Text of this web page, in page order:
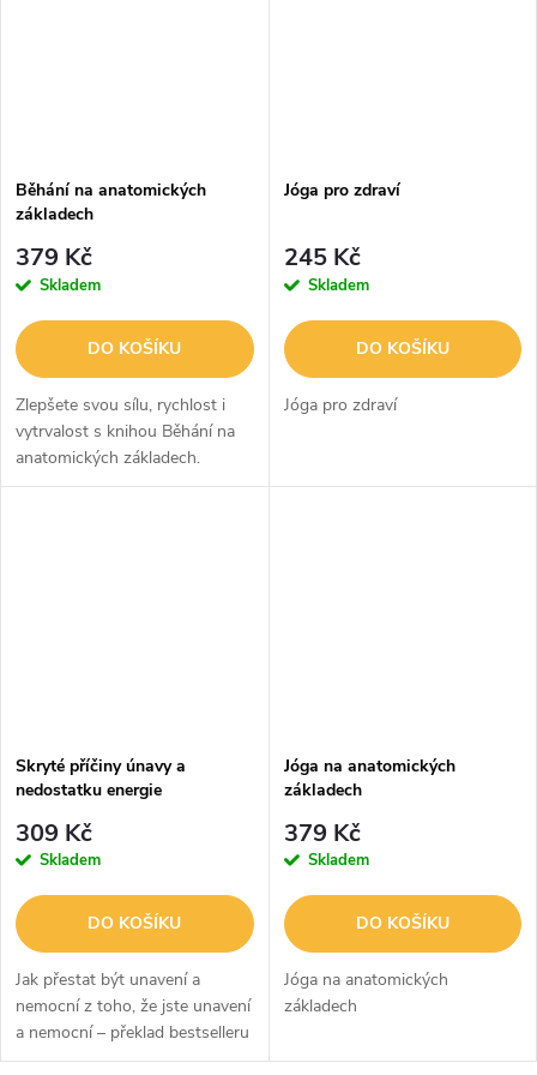
Běhání na anatomických
základech
379 Kč
Skladem
DO KOŠÍKU
Zlepšete svou sílu, rychlost i
vytrvalost s knihou Běhání na
anatomických základech.
Jóga pro zdraví
245 Kč
Skladem
DO KOŠÍKU
Jóga pro zdraví
Skryté příčiny únavy a
nedostatku energie
309 Kč
Skladem
DO KOŠÍKU
Jak přestat být unavení a
nemocní z toho, že jste unavení
a nemocní – překlad bestselleru
The Energy Paradox
Jóga na anatomických
základech
379 Kč
Skladem
DO KOŠÍKU
Jóga na anatomických
základech